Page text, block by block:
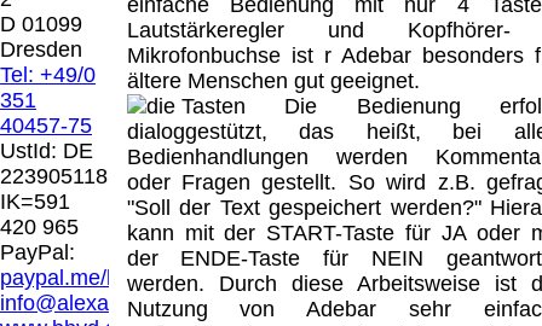
D 01099
Dresden
Tel: +49/0
351
40457-75
UstId: DE
223905118
IK=591
420 965
PayPal:
paypal.me/blindenhilfsmittel
info@alexandravision.de
einfache Bedienung mit nur 4
Lautstärkeregler und
Mikrofonbuchse ist r Adebar besonders
ältere Menschen gut geeignet.
Die Bedienung
dialoggestützt, das heißt, bei
Bedienhandlungen werden
oder Fragen gestellt. So wird z.B.
"Soll der Text gespeichert werden?"
kann mit der START-Taste für JA oder
der ENDE-Taste für NEIN
werden. Durch diese Arbeitsweise ist
Nutzung von Adebar sehr
Mit einem Urteil vom 12.05.1998 - 312 O
85/98 - Haftung für Links hat das Landgericht
Hamburg entschieden, dass man durch die
Anbringung eines Links, die Inhalte der
gelinkten Seite ggf. mit zu verantworten hat.
Dieses kann nur dadurch verhindert werden,
dass man sich ausdrücklich von diesen
Inhalten distanziert. Hiermit distanzieren wir
uns ausdrücklich von allen Inhalten, aller
gelinkten Seiten auf unserer Homepage und
machen uns diese Inhalte nicht zu eigen.
Diese Erklärung gilt für alle auf unserer